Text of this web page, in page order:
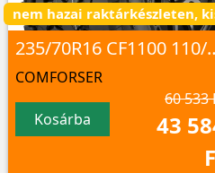
nem hazai raktárkészleten,
235/70R16
COMFORSER
Kosárba
60 533
43